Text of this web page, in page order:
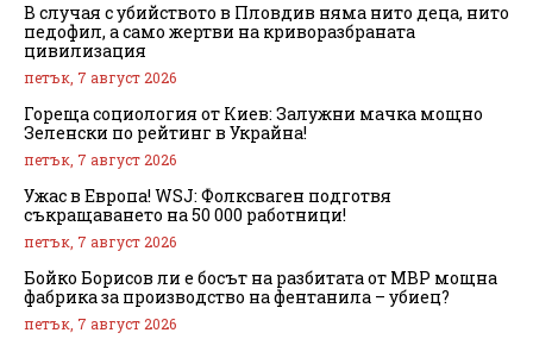
В случая с убийството в Пловдив няма нито деца, нито
педофил, а само жертви на криворазбраната
цивилизация
петък, 7 август 2026
Гореща социология от Киев: Залужни мачка мощно
Зеленски по рейтинг в Украйна!
петък, 7 август 2026
Ужас в Европа! WSJ: Фолксваген подготвя
съкращаването на 50 000 работници!
петък, 7 август 2026
Бойко Борисов ли е босът на разбитата от МВР мощна
фабрика за производство на фентанила – убиец?
петък, 7 август 2026